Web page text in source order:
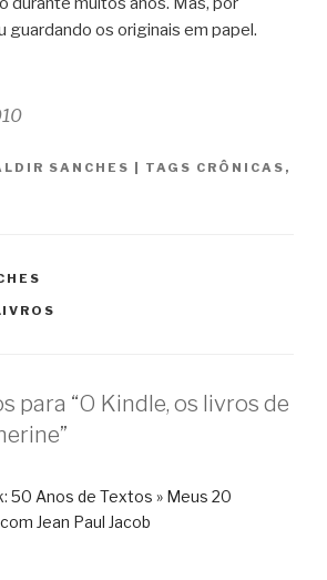
guardando os originais em papel.
SANCHES TAGS CRÔNICAS ,
para “O Kindle, os livros de
50 Anos de Textos » Meus 20
Jean Paul Jacob